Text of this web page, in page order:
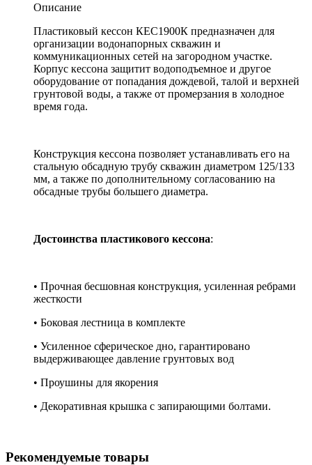
Описание
Пластиковый кессон КЕС1900К предназначен для
организации водонапорных скважин и
коммуникационных сетей на загородном участке.
Корпус кессона защитит водоподъемное и другое
оборудование от попадания дождевой, талой и верхней
грунтовой воды, а также от промерзания в холодное
время года.
Конструкция кессона позволяет устанавливать его на
стальную обсадную трубу скважин диаметром 125/133
мм, а также по дополнительному согласованию на
обсадные трубы большего диаметра.
Достоинства пластикового кессона:
• Прочная бесшовная конструкция, усиленная ребрами
жесткости
• Боковая лестница в комплекте
• Усиленное сферическое дно, гарантировано
выдерживающее давление грунтовых вод
• Проушины для якорения
• Декоративная крышка с запирающими болтами.
Рекомендуемые товары